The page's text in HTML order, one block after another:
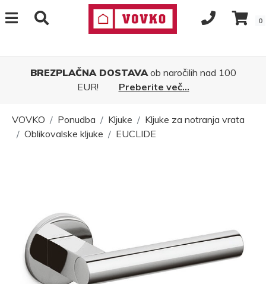
0
BREZPLAČNA DOSTAVAob naročilih nad 100
EUR!
Preberite več...
VOVKO Ponudba Kljuke
Kljuke za notranja vrata
Oblikovalske kljuke
EUCLIDE